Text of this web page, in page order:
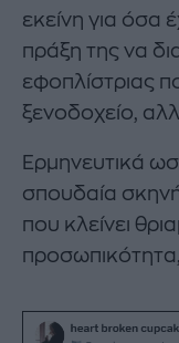
εκείνη για όσα
πράξη της να
εφοπλίστριας
ξενοδοχείο,
Ερμηνευτικά
σπουδαία
που κλείνει